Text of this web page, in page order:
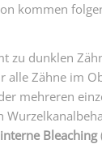
kommen
zu dunklen
alle Zähne im
mehreren
interne Bleaching